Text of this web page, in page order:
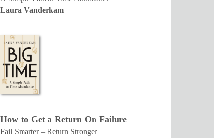
Laura Vanderkam
How to Get a Return On Failure
Fail Smarter – Return Stronger